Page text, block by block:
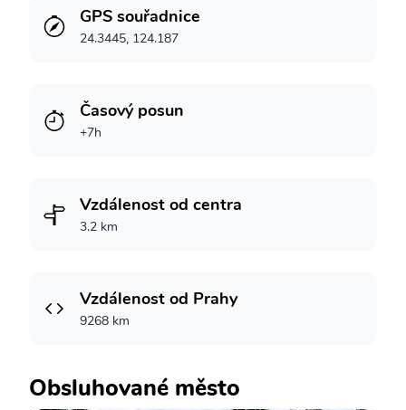
GPS souřadnice
24.3445, 124.187
Časový posun
+7h
Vzdálenost od centra
3.2 km
Vzdálenost od Prahy
9268 km
Obsluhované město